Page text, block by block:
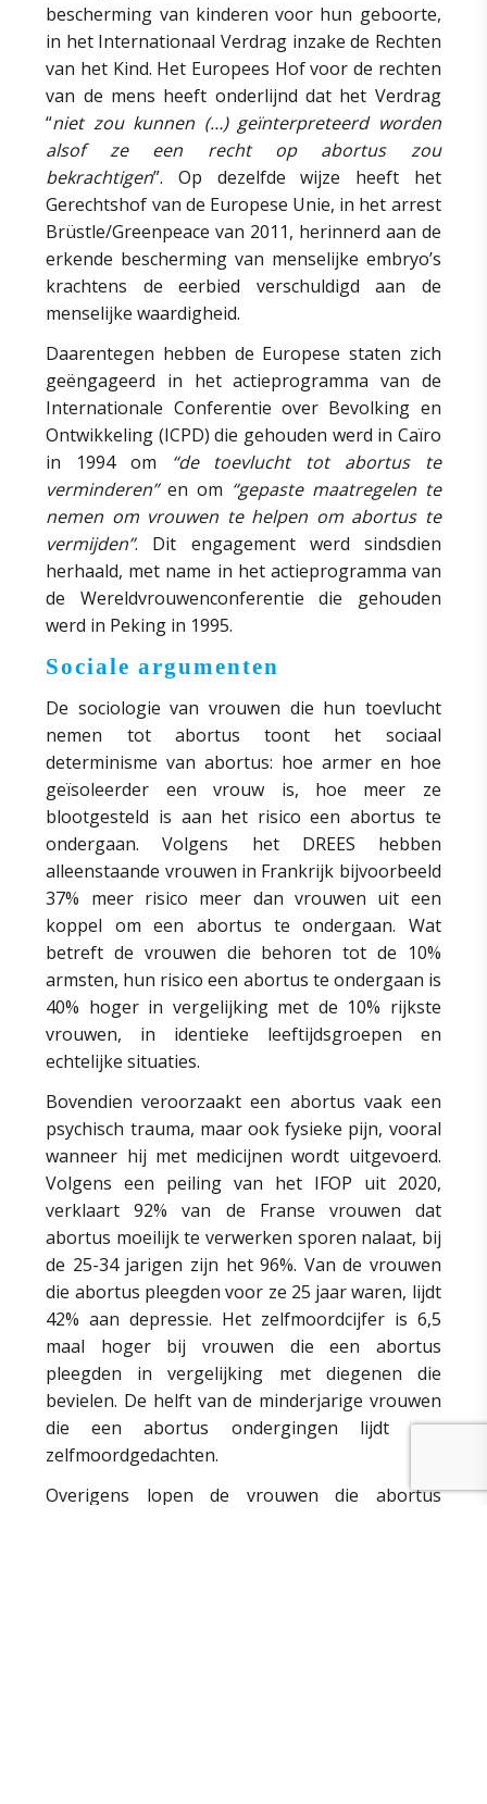
bescherming van kinderen voor hun geboorte,
in het Internationaal Verdrag inzake de Rechten
van het Kind. Het Europees Hof voor de rechten
van de mens heeft onderlijnd dat het Verdrag
“niet zou kunnen (…) geïnterpreteerd worden
alsof ze een recht op abortus zou
bekrachtigen”. Op dezelfde wijze heeft het
Gerechtshof van de Europese Unie, in het arrest
Brüstle/Greenpeace van 2011, herinnerd aan de
erkende bescherming van menselijke embryo’s
krachtens de eerbied verschuldigd aan de
menselijke waardigheid.
Daarentegen hebben de Europese staten zich
geëngageerd in het actieprogramma van de
Internationale Conferentie over Bevolking en
Ontwikkeling (ICPD) die gehouden werd in Caïro
in 1994 om
“de toevlucht tot abortus te
verminderen”en om “gepaste maatregelen te
nemen om vrouwen te helpen om abortus te
vermijden”. Dit engagement werd sindsdien
herhaald, met name in het actieprogramma van
de Wereldvrouwenconferentie die gehouden
werd in Peking in 1995.
Sociale argumenten
De sociologie van vrouwen die hun toevlucht
nemen tot abortus toont het sociaal
determinisme van abortus: hoe armer en hoe
geïsoleerder een vrouw is, hoe meer ze
blootgesteld is aan het risico een abortus te
ondergaan. Volgens het DREES hebben
alleenstaande vrouwen in Frankrijk bijvoorbeeld
37% meer risico meer dan vrouwen uit een
koppel om een abortus te ondergaan. Wat
betreft de vrouwen die behoren tot de 10%
armsten, hun risico een abortus te ondergaan is
40% hoger in vergelijking met de 10% rijkste
vrouwen, in identieke leeftijdsgroepen en
echtelijke situaties.
Bovendien veroorzaakt een abortus vaak een
psychisch trauma, maar ook fysieke pijn, vooral
wanneer hij met medicijnen wordt uitgevoerd.
Volgens een peiling van het IFOP uit 2020,
verklaart 92% van de Franse vrouwen dat
abortus moeilijk te verwerken sporen nalaat, bij
de 25-34 jarigen zijn het 96%. Van de vrouwen
die abortus pleegden voor ze 25 jaar waren, lijdt
42% aan depressie. Het zelfmoordcijfer is 6,5
maal hoger bij vrouwen die een abortus
pleegden in vergelijking met diegenen die
bevielen. De helft van de minderjarige vrouwen
die een abortus ondergingen lijdt aan
zelfmoordgedachten.
Overigens lopen de vrouwen die abortus